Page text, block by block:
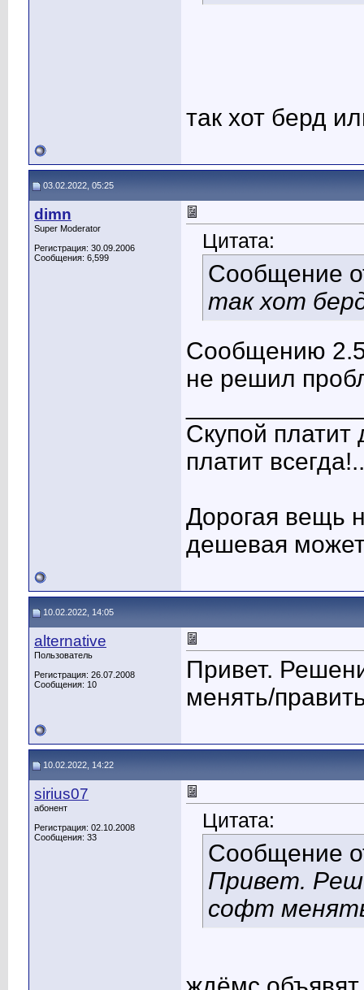
так хот берд
03.02.2022, 05:25
dimn
Super Moderator
Регистрация: 30.09.2006
Сообщения: 6,599
Цитата:
Сообщение
так хот
Сообщению 2.5
не решил
Скупой
платит
Дорогая вещь
дешевая
10.02.2022, 14:05
alternative
Пользователь
Регистрация: 26.07.2008
Сообщения: 10
Привет.
менять/
10.02.2022, 14:22
sirius07
абонент
Регистрация: 02.10.2008
Сообщения: 33
Цитата:
Сообщение
Привет.
софт